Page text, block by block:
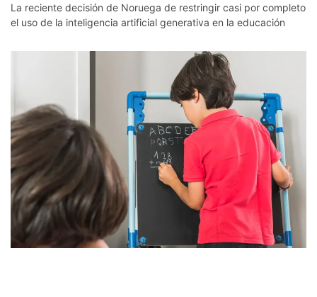
La reciente decisión de Noruega de restringir casi por completo
el uso de la inteligencia artificial generativa en la educación